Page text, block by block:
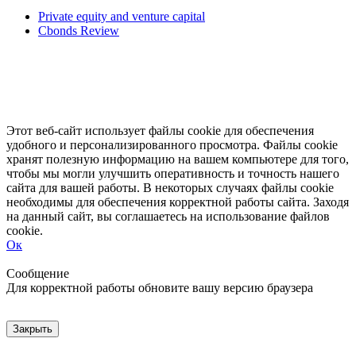
Private equity and venture capital
Cbonds Review
Этот веб-сайт использует файлы cookie для обеспечения
удобного и персонализированного просмотра. Файлы cookie
хранят полезную информацию на вашем компьютере для того,
чтобы мы могли улучшить оперативность и точность нашего
сайта для вашей работы. В некоторых случаях файлы cookie
необходимы для обеспечения корректной работы сайта. Заходя
на данный сайт, вы соглашаетесь на использование файлов
cookie.
Ок
Сообщение
Для корректной работы обновите вашу версию браузера
Закрыть